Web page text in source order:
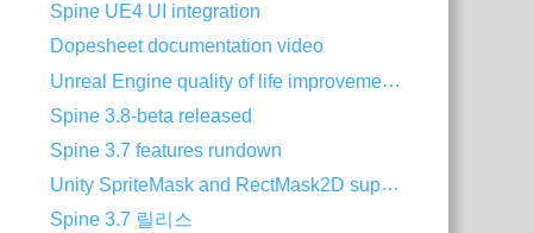
Spine UE4 UI integration
Dopesheet documentation video
Unreal Engine quality of life improvements
Spine 3.8-beta released
Spine 3.7 features rundown
Unity SpriteMask and RectMask2D support
Spine 3.7 릴리스